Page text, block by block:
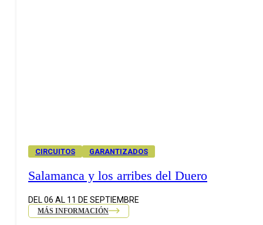
CIRCUITOS GARANTIZADOS
Salamanca y los arribes del Duero
DEL 06 AL 11 DE SEPTIEMBRE
MÁS INFORMACIÓN